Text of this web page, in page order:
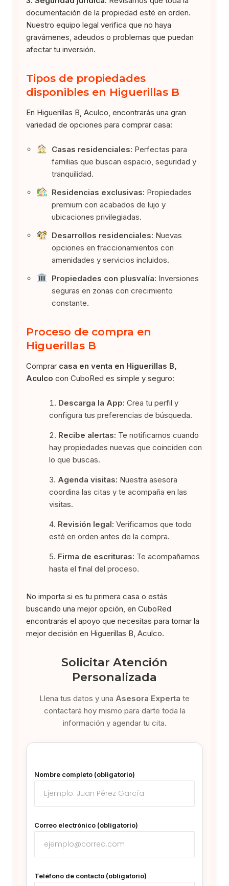
documentación de la propiedad esté en orden.
Nuestro equipo legal verifica que no haya
gravámenes, adeudos o problemas que puedan
afectar tu inversión.
Tipos de propiedades
disponibles en Higuerillas B
En Higuerillas B, Aculco, encontrarás una gran
variedad de opciones para comprar casa:
Casas residenciales: Perfectas para
familias que buscan espacio, seguridad y
tranquilidad.
Residencias exclusivas: Propiedades
premium con acabados de lujo y
ubicaciones privilegiadas.
Desarrollos residenciales: Nuevas
opciones en fraccionamientos con
amenidades y servicios incluidos.
Propiedades con plusvalía: Inversiones
seguras en zonas con crecimiento
constante.
Proceso de compra en
Higuerillas B
Comprar casa en venta en Higuerillas B,
Aculco con CuboRed es simple y seguro:
Descarga la App: Crea tu perfil y
configura tus preferencias de búsqueda.
Recibe alertas: Te notificamos cuando
hay propiedades nuevas que coinciden con
lo que buscas.
Agenda visitas: Nuestra asesora
coordina las citas y te acompaña en las
visitas.
Revisión legal: Verificamos que todo
esté en orden antes de la compra.
Firma de escrituras: Te acompañamos
hasta el final del proceso.
No importa si es tu primera casa o estás
buscando una mejor opción, en CuboRed
encontrarás el apoyo que necesitas para tomar la
mejor decisión en Higuerillas B, Aculco.
Solicitar Atención
Personalizada
Llena tus datos y una Asesora Experta te
contactará hoy mismo para darte toda la
información y agendar tu cita.
Nombre completo (obligatorio)
Correo electrónico (obligatorio)
Teléfono de contacto (obligatorio)